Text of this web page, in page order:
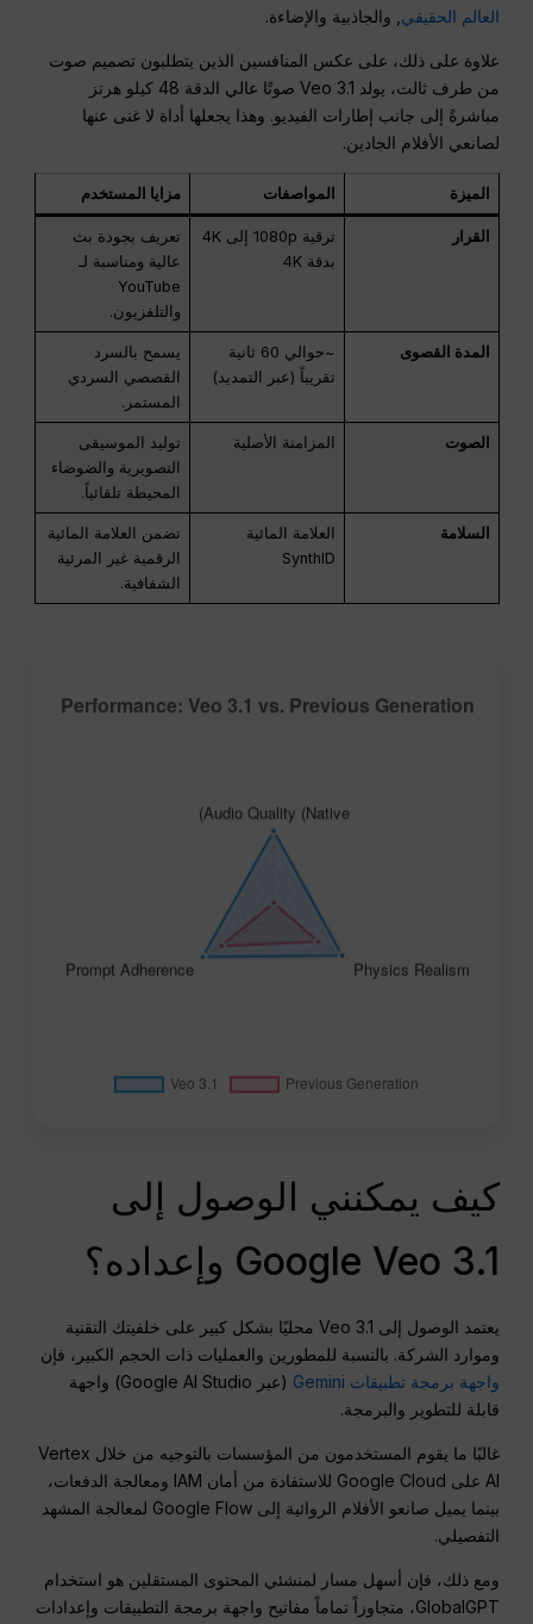
العالم الحقيقي , والجاذبية والإضاءة.
علاوة على ذلك، على عكس المنافسين الذين يتطلبون تصميم صوت
من طرف ثالث، يولد Veo 3.1 صوتًا عالي الدقة 48 كيلو هرتز
مباشرةً إلى جانب إطارات الفيديو. وهذا يجعلها أداة لا غنى عنها
لصانعي الأفلام الجادين.
الميزة المواصفات مزايا المستخدم
القرار
ترقية 1080p إلى 4K
بدقة 4K
تعريف بجودة بث
عالية ومناسبة لـ
YouTube
والتلفزيون.
المدة القصوى
~حوالي 60 ثانية
تقريباً (عبر التمديد)
يسمح بالسرد
القصصي السردي
المستمر.
الصوت المزامنة الأصلية
توليد الموسيقى
التصويرية والضوضاء
المحيطة تلقائياً.
السلامة
العلامة المائية
SynthID
تضمن العلامة المائية
الرقمية غير المرئية
الشفافية.
كيف يمكنني الوصول إلى
Google Veo 3.1 وإعداده؟
يعتمد الوصول إلى Veo 3.1 محليًا بشكل كبير على خلفيتك التقنية
وموارد الشركة. بالنسبة للمطورين والعمليات ذات الحجم الكبير، فإن
واجهة برمجة تطبيقات Gemini
(عبر Google AI Studio) واجهة
قابلة للتطوير والبرمجة.
غالبًا ما يقوم المستخدمون من المؤسسات بالتوجيه من خلال Vertex
AI على Google Cloud للاستفادة من أمان IAM ومعالجة الدفعات،
بينما يميل صانعو الأفلام الروائية إلى Google Flow لمعالجة المشهد
التفصيلي.
ومع ذلك، فإن أسهل مسار لمنشئي المحتوى المستقلين هو استخدام
GlobalGPT، متجاوزاً تماماً مفاتيح واجهة برمجة التطبيقات وإعدادات